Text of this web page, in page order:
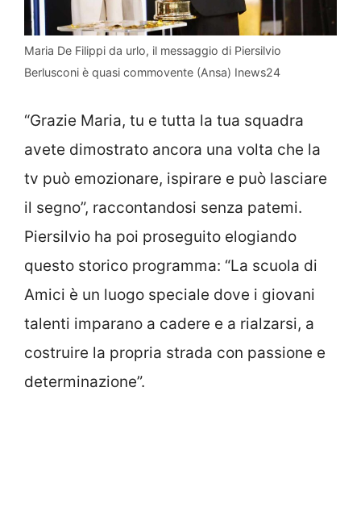
Maria De Filippi da urlo, il messaggio di Piersilvio
Berlusconi è quasi commovente (Ansa) Inews24
“Grazie Maria, tu e tutta la tua squadra
avete dimostrato ancora una volta che la
tv può emozionare, ispirare e può lasciare
il segno”, raccontandosi senza patemi.
Piersilvio ha poi proseguito elogiando
questo storico programma: “La scuola di
Amici è un luogo speciale dove i giovani
talenti imparano a cadere e a rialzarsi, a
costruire la propria strada con passione e
determinazione”.